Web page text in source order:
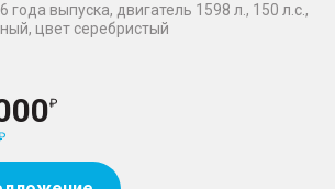
года выпуска, двигатель 1598 л., 150 л.с.,
цвет серебристый